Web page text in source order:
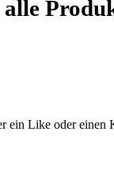
ein Like oder einen